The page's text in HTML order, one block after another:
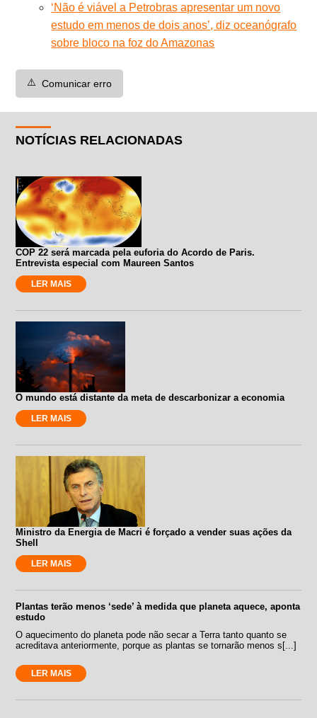
‘Não é viável a Petrobras apresentar um novo
estudo em menos de dois anos’, diz oceanógrafo
sobre bloco na foz do Amazonas
⚠️ Comunicar erro
NOTÍCIAS RELACIONADAS
COP 22 será marcada pela euforia do Acordo de Paris.
Entrevista especial com Maureen Santos
LER MAIS
O mundo está distante da meta de descarbonizar a economia
LER MAIS
Ministro da Energia de Macri é forçado a vender suas ações da
Shell
LER MAIS
Plantas terão menos ‘sede’ à medida que planeta aquece, aponta
estudo
O aquecimento do planeta pode não secar a Terra tanto quanto se
acreditava anteriormente, porque as plantas se tornarão menos s[...]
LER MAIS